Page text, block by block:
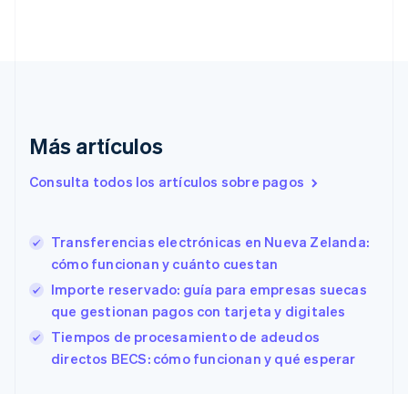
Más artículos
Consulta todos los artículos sobre pagos
Transferencias electrónicas en Nueva Zelanda:
cómo funcionan y cuánto cuestan
Importe reservado: guía para empresas suecas
que gestionan pagos con tarjeta y digitales
Tiempos de procesamiento de adeudos
directos BECS: cómo funcionan y qué esperar
English
English
España
Estados Unidos
EnglishEspañol简体中文
Estonia
Finlandia
EnglishSvenska